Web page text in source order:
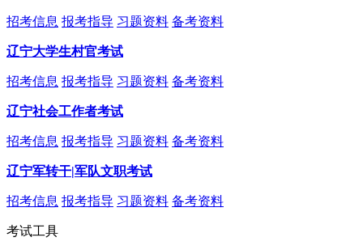
招考信息 报考指导 习题资料 备考资料
辽宁大学生村官考试
招考信息 报考指导 习题资料 备考资料
辽宁社会工作者考试
招考信息 报考指导 习题资料 备考资料
辽宁军转干|军队文职考试
招考信息 报考指导 习题资料 备考资料
考试工具